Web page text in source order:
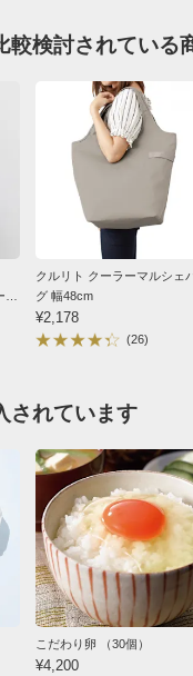
払い方法 送料について
％、刺しゅう糸…綿100
き
風合い・出来上がり
方が異なります。
のシワ感や織ムラ・フ
136
68
76
53
45
25
身長 : 156cm
ですが、洗濯後はア
星ひとつ減らしました
身長 : 155cm
購入したサイズで「
ったりめのＬＬサイ
: 154cm 普段のサ
ょうどよかった」
較検討されている
クルリト クーラーマルシェ
グ 幅48cm
¥2,178
(26)
されています
こだわり卵 （30個）
¥4,200